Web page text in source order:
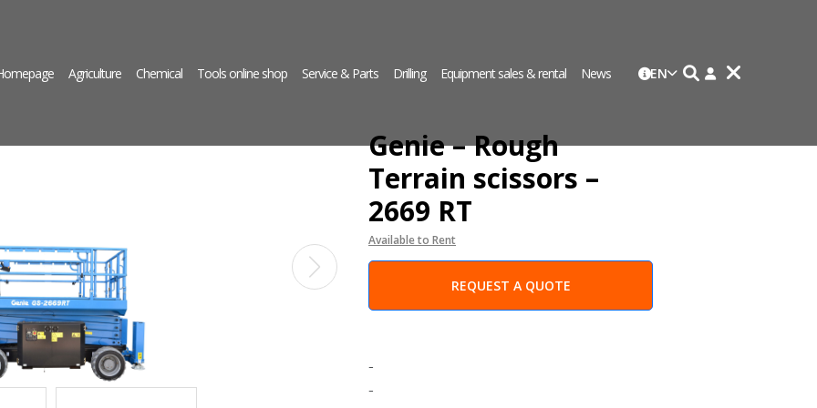
Agriculture Chemical Tools online shop Service & Parts Drilling Equipment sales & rental News EN
Genie – Rough
Terrain scissors –
2669 RT
Available to Rent
REQUEST A QUOTE
-
-